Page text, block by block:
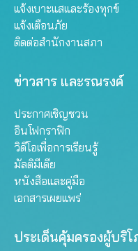
แจ้งเบาะแสและร้องทุกข์
แจ้งเตือนภัย
ติดต่อสำนักงานสภา
ข่าวสาร และรณรงค์
ประกาศเชิญชวน
อินโฟกราฟิก
วิดีโอเพื่อการเรียนรู้
มัลติมีเดีย
หนังสือและคู่มือ
เอกสารเผยแพร่
ประเด็นคุ้มครองผู้บริโ